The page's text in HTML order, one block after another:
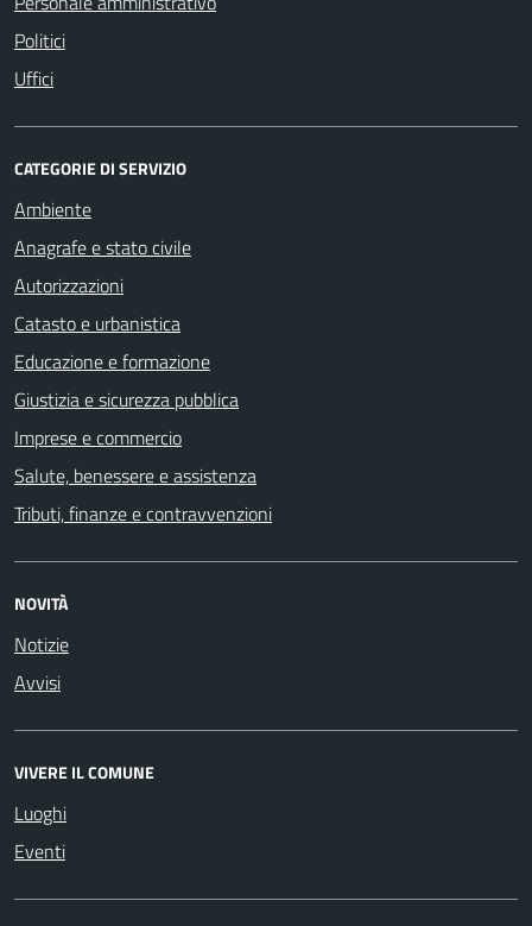
Politici
Uffici
CATEGORIE DI SERVIZIO
Ambiente
Anagrafe e stato civile
Autorizzazioni
Catasto e urbanistica
Educazione e formazione
Giustizia e sicurezza pubblica
Imprese e commercio
Salute, benessere e assistenza
Tributi, finanze e contravvenzioni
NOVITÀ
Notizie
Avvisi
VIVERE IL COMUNE
Luoghi
Eventi